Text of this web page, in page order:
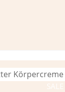
SALE